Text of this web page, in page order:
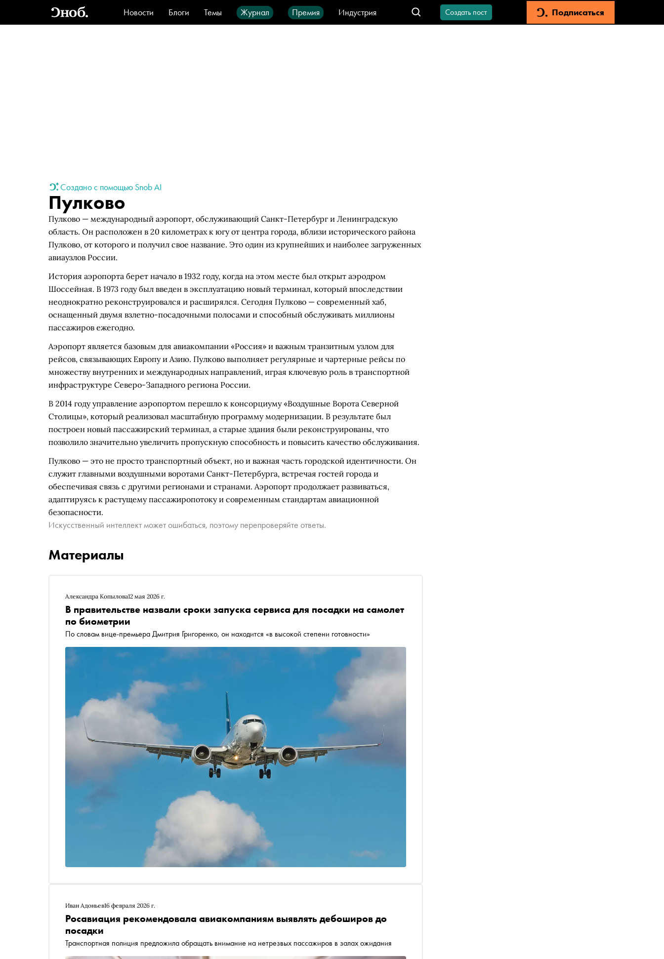
Новости Блоги Темы Журнал Премия
Индустрия
Стиль
Видео Город IT-продукты
Создать пост Подписаться
Создано с помощью Snob AI
Пулково
Пулково — международный аэропорт, обслуживающий Санкт-Петербург и Ленинградскую
область. Он расположен в 20 километрах к югу от центра города, вблизи исторического района
Пулково, от которого и получил свое название. Это один из крупнейших и наиболее загруженных
авиаузлов России.
История аэропорта берет начало в 1932 году, когда на этом месте был открыт аэродром
Шоссейная. В 1973 году был введен в эксплуатацию новый терминал, который впоследствии
неоднократно реконструировался и расширялся. Сегодня Пулково — современный хаб,
оснащенный двумя взлетно-посадочными полосами и способный обслуживать миллионы
пассажиров ежегодно.
Аэропорт является базовым для авиакомпании «Россия» и важным транзитным узлом для
рейсов, связывающих Европу и Азию. Пулково выполняет регулярные и чартерные рейсы по
множеству внутренних и международных направлений, играя ключевую роль в транспортной
инфраструктуре Северо-Западного региона России.
В 2014 году управление аэропортом перешло к консорциуму «Воздушные Ворота Северной
Столицы», который реализовал масштабную программу модернизации. В результате был
построен новый пассажирский терминал, а старые здания были реконструированы, что
позволило значительно увеличить пропускную способность и повысить качество обслуживания.
Пулково — это не просто транспортный объект, но и важная часть городской идентичности. Он
служит главными воздушными воротами Санкт-Петербурга, встречая гостей города и
обеспечивая связь с другими регионами и странами. Аэропорт продолжает развиваться,
адаптируясь к растущему пассажиропотоку и современным стандартам авиационной
безопасности.
Искусственный интеллект может ошибаться, поэтому перепроверяйте ответы.
Материалы
Александра Копылова12 мая 2026 г.
В правительстве назвали сроки запуска сервиса для посадки на самолет
по биометрии
По словам вице-премьера Дмитрия Григоренко, он находится «в высокой степени готовности»
Иван Адоньев16 февраля 2026 г.
Росавиация рекомендовала авиакомпаниям выявлять дебоширов до
посадки
Транспортная полиция предложила обращать внимание на нетрезвых пассажиров в залах ожидания